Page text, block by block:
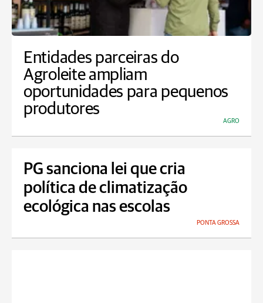
Entidades parceiras do
Agroleite ampliam
oportunidades para pequenos
produtores
AGRO
PG sanciona lei que cria
política de climatização
ecológica nas escolas
PONTA GROSSA